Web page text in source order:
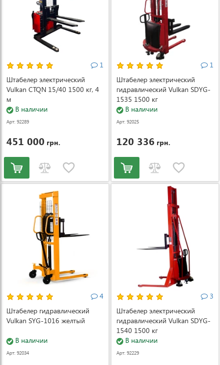
1
Штабелер электрический
Vulkan CTQN 15/40 1500 кг, 4
м
В наличии
Арт: 92289
451 000 грн.
1
Штабелер электрический
гидравлический Vulkan SDYG-
1535 1500 кг
В наличии
Арт: 92025
120 336 грн.
4
Штабелер гидравлический
Vulkan SYG-1016 желтый
В наличии
Арт: 92034
3
Штабелер электрический
гидравлический Vulkan SDYG-
1540 1500 кг
В наличии
Арт: 92229